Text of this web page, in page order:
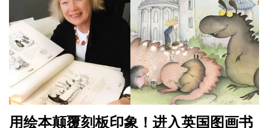
用绘本颠覆刻板印象！进入英国图画书